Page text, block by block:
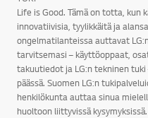
Life is Good. Tämä on totta, kun
innovatiivisia, tyylikkäitä ja
ongelmatilanteissa auttavat
tarvitsemasi – käyttöoppaat,
takuutiedot ja LG:n tekninen
päässä. Suomen LG:n
henkilökunta auttaa sinua
huoltoon liittyvissä kysymyksissä.